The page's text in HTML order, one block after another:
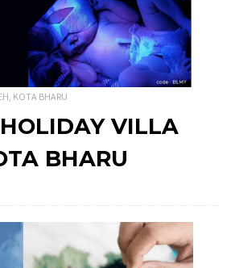
KOTA BHARU
VILLA
BHARU